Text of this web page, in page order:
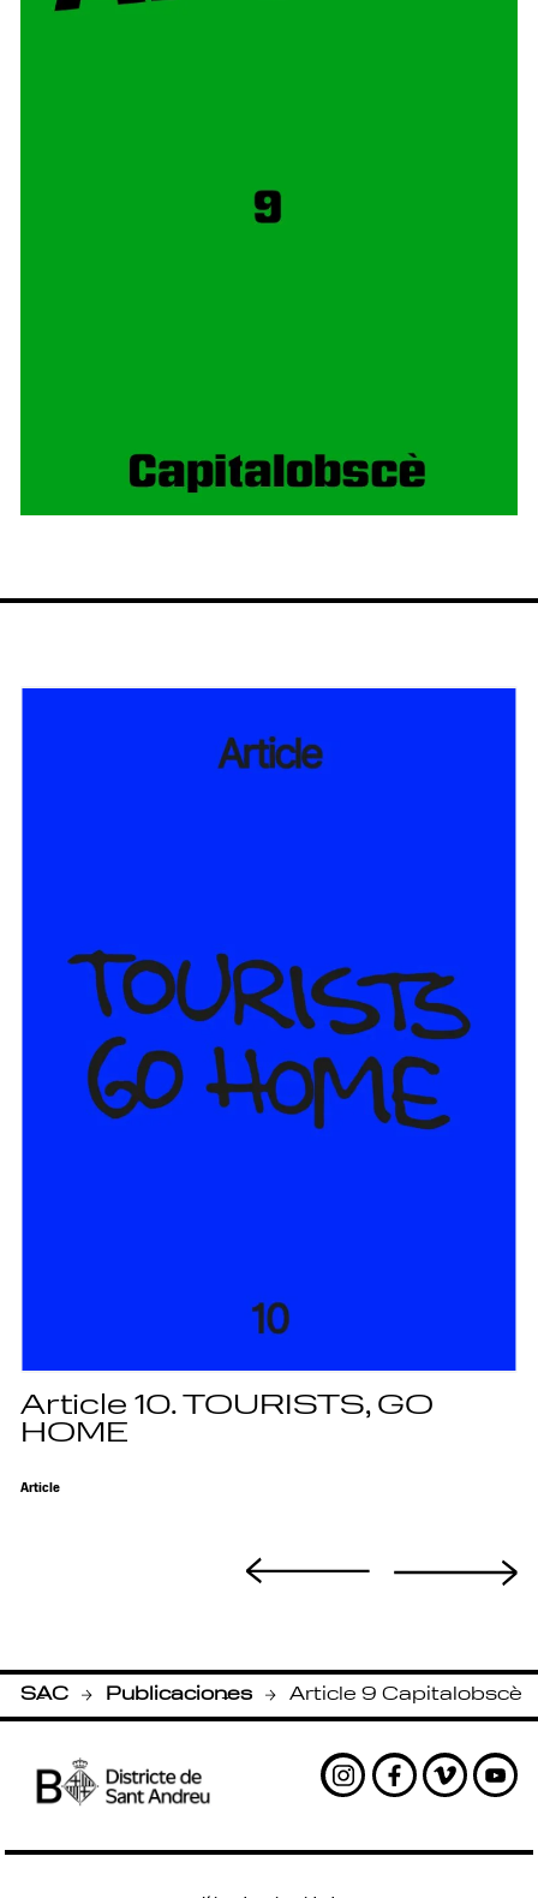
SAC
- Publicaciones
- Article 9 Capitalobscè
Article 10. TOURISTS, GO
HOME
Article
Instagram
Facebook
Vimeo